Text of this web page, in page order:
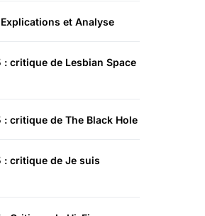
et Analyse
: critique de Lesbian Space
: critique de The Black Hole
: critique de Je suis